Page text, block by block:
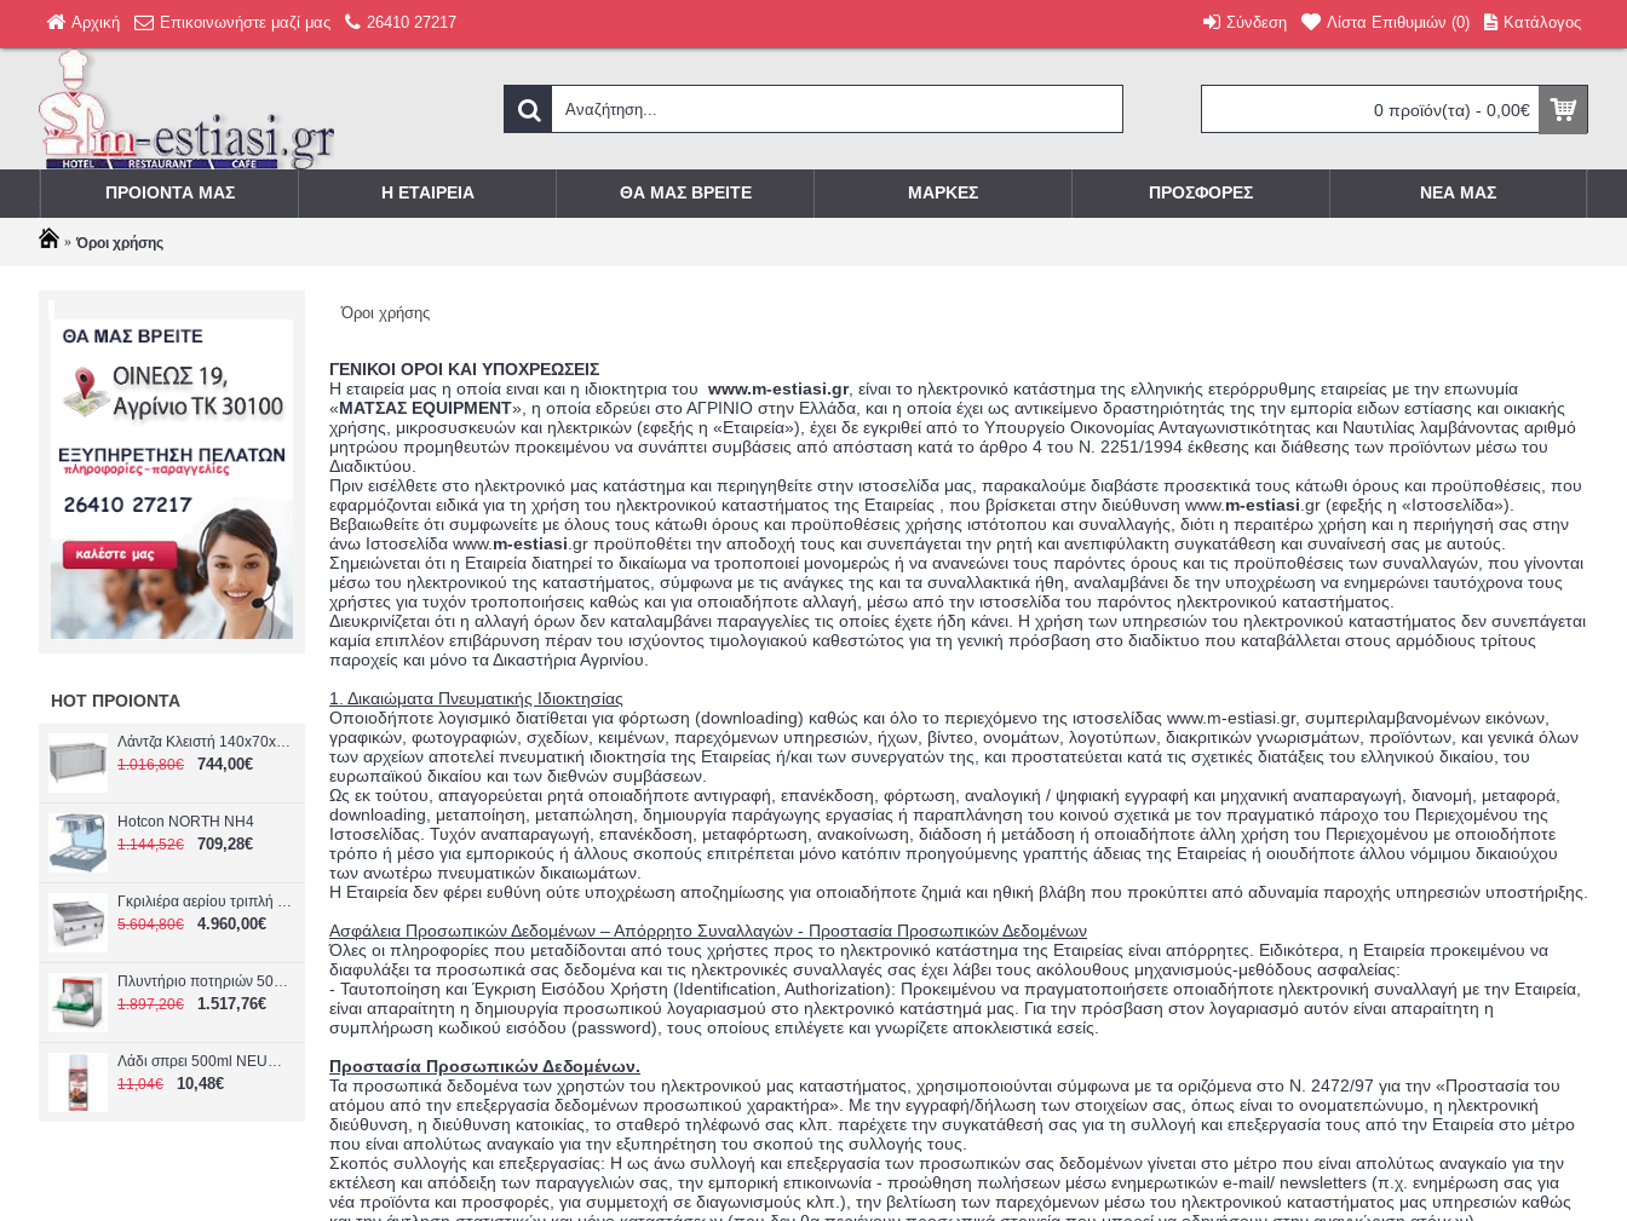
Αρχική Επικοινωνήστε μαζί μας 26410 27217 Σύνδεση Λίστα Επιθυμιών (0) Κατάλογος
0 προϊόν(τα) - 0,00€
ΠΡΟΙΟΝΤΑ ΜΑΣ Η ΕΤΑΙΡΕΙΑ ΘΑ ΜΑΣ ΒΡΕΙΤΕ ΜΑΡΚΕΣ ΠΡΟΣΦΟΡΈΣ ΝΕΑ ΜΑΣ
Όροι χρήσης
HOT ΠΡΟΙΟΝΤΑ
Λάντζα Κλειστή 140x70x85cm Με 2 Γούρνες 50x50x30 Η 40x40x25 BAMBASfrost LK2-140
1.016,80€
744,00€
Hotcon NORTH NH4
1.144,52€
709,28€
Γκριλιέρα αερίου τριπλή ARRIS GRILLVAPOR GV 1219
5.604,80€
4.960,00€
Πλυντήριο ποτηριών 50x50cm COMENDA RF45-1
1.897,20€
1.517,76€
Λάδι σπρει 500ml NEUMARKER 00-90101
11,04€
10,48€
Όροι χρήσης
ΓΕΝΙΚΟΙ ΟΡΟΙ ΚΑΙ ΥΠΟΧΡΕΩΣΕΙΣ
H εταιρεία μας η οποία ειναι και η ιδιοκτητρια του www.m-estiasi.gr, είναι το ηλεκτρονικό κατάστημα της ελληνικής ετερόρρυθμης εταιρείας με την επωνυμία
«ΜΑΤΣΑΣ EQUIPMENT», η οποία εδρεύει στο ΑΓΡΙΝΙΟ στην Ελλάδα, και η οποία έχει ως αντικείμενο δραστηριότητάς της την εμπορία ειδων εστίασης και οικιακής
χρήσης, μικροσυσκευών και ηλεκτρικών (εφεξής η «Εταιρεία»), έχει δε εγκριθεί από το Υπουργείο Οικονομίας Ανταγωνιστικότητας και Ναυτιλίας λαμβάνοντας αριθμό
μητρώου προμηθευτών προκειμένου να συνάπτει συμβάσεις από απόσταση κατά το άρθρο 4 του Ν. 2251/1994 έκθεσης και διάθεσης των προϊόντων μέσω του
Διαδικτύου.
Πριν εισέλθετε στο ηλεκτρονικό μας κατάστημα και περιηγηθείτε στην ιστοσελίδα μας, παρακαλούμε διαβάστε προσεκτικά τους κάτωθι όρους και προϋποθέσεις, που
εφαρμόζονται ειδικά για τη χρήση του ηλεκτρονικού καταστήματος της Εταιρείας , που βρίσκεται στην διεύθυνση www. m-estiasi .gr (εφεξής η «Ιστοσελίδα»).
Βεβαιωθείτε ότι συμφωνείτε με όλους τους κάτωθι όρους και προϋποθέσεις χρήσης ιστότοπου και συναλλαγής, διότι η περαιτέρω χρήση και η περιήγησή σας στην
άνω Ιστοσελίδα www. m-estiasi .gr προϋποθέτει την αποδοχή τους και συνεπάγεται την ρητή και ανεπιφύλακτη συγκατάθεση και συναίνεσή σας με αυτούς.
Σημειώνεται ότι η Εταιρεία διατηρεί το δικαίωμα να τροποποιεί μονομερώς ή να ανανεώνει τους παρόντες όρους και τις προϋποθέσεις των συναλλαγών, που γίνονται
μέσω του ηλεκτρονικού της καταστήματος, σύμφωνα με τις ανάγκες της και τα συναλλακτικά ήθη, αναλαμβάνει δε την υποχρέωση να ενημερώνει ταυτόχρονα τους
χρήστες για τυχόν τροποποιήσεις καθώς και για οποιαδήποτε αλλαγή, μέσω από την ιστοσελίδα του παρόντος ηλεκτρονικού καταστήματος.
Διευκρινίζεται ότι η αλλαγή όρων δεν καταλαμβάνει παραγγελίες τις οποίες έχετε ήδη κάνει. Η χρήση των υπηρεσιών του ηλεκτρονικού καταστήματος δεν συνεπάγεται
καμία επιπλέον επιβάρυνση πέραν του ισχύοντος τιμολογιακού καθεστώτος για τη γενική πρόσβαση στο διαδίκτυο που καταβάλλεται στους αρμόδιους τρίτους
παροχείς και μόνο τα Δικαστήρια Αγρινίου.
1. Δικαιώματα Πνευματικής Ιδιοκτησίας
Οποιοδήποτε λογισμικό διατίθεται για φόρτωση (downloading) καθώς και όλο το περιεχόμενο της ιστοσελίδας www.m-estiasi.gr, συμπεριλαμβανομένων εικόνων,
γραφικών, φωτογραφιών, σχεδίων, κειμένων, παρεχόμενων υπηρεσιών, ήχων, βίντεο, ονομάτων, λογοτύπων, διακριτικών γνωρισμάτων, προϊόντων, και γενικά όλων
των αρχείων αποτελεί πνευματική ιδιοκτησία της Εταιρείας ή/και των συνεργατών της, και προστατεύεται κατά τις σχετικές διατάξεις του ελληνικού δικαίου, του
ευρωπαϊκού δικαίου και των διεθνών συμβάσεων.
Ως εκ τούτου, απαγορεύεται ρητά οποιαδήποτε αντιγραφή, επανέκδοση, φόρτωση, αναλογική / ψηφιακή εγγραφή και μηχανική αναπαραγωγή, διανομή, μεταφορά,
downloading, μεταποίηση, μεταπώληση, δημιουργία παράγωγης εργασίας ή παραπλάνηση του κοινού σχετικά με τον πραγματικό πάροχο του Περιεχομένου της
Ιστοσελίδας. Τυχόν αναπαραγωγή, επανέκδοση, μεταφόρτωση, ανακοίνωση, διάδοση ή μετάδοση ή οποιαδήποτε άλλη χρήση του Περιεχομένου με οποιοδήποτε
τρόπο ή μέσο για εμπορικούς ή άλλους σκοπούς επιτρέπεται μόνο κατόπιν προηγούμενης γραπτής άδειας της Εταιρείας ή οιουδήποτε άλλου νόμιμου δικαιούχου
των ανωτέρω πνευματικών δικαιωμάτων.
Η Εταιρεία δεν φέρει ευθύνη ούτε υποχρέωση αποζημίωσης για οποιαδήποτε ζημιά και ηθική βλάβη που προκύπτει από αδυναμία παροχής υπηρεσιών υποστήριξης.
Ασφάλεια Προσωπικών Δεδομένων – Απόρρητο Συναλλαγών - Προστασία Προσωπικών Δεδομένων
Όλες οι πληροφορίες που μεταδίδονται από τους χρήστες προς το ηλεκτρονικό κατάστημα της Εταιρείας είναι απόρρητες. Ειδικότερα, η Εταιρεία προκειμένου να
διαφυλάξει τα προσωπικά σας δεδομένα και τις ηλεκτρονικές συναλλαγές σας έχει λάβει τους ακόλουθους μηχανισμούς-μεθόδους ασφαλείας:
- Ταυτοποίηση και Έγκριση Εισόδου Χρήστη (Identifιcation, Authorization): Προκειμένου να πραγματοποιήσετε οποιαδήποτε ηλεκτρονική συναλλαγή με την Εταιρεία,
είναι απαραίτητη η δημιουργία προσωπικού λογαριασμού στο ηλεκτρονικό κατάστημά μας. Για την πρόσβαση στον λογαριασμό αυτόν είναι απαραίτητη η
συμπλήρωση κωδικού εισόδου (password), τους οποίους επιλέγετε και γνωρίζετε αποκλειστικά εσείς.
Προστασία Προσωπικών Δεδομένων.
Τα προσωπικά δεδομένα των χρηστών του ηλεκτρονικού μας καταστήματος, χρησιμοποιούνται σύμφωνα με τα οριζόμενα στο Ν. 2472/97 για την «Προστασία του
ατόμου από την επεξεργασία δεδομένων προσωπικού χαρακτήρα». Με την εγγραφή/δήλωση των στοιχείων σας, όπως είναι το ονοματεπώνυμο, η ηλεκτρονική
διεύθυνση, η διεύθυνση κατοικίας, το σταθερό τηλέφωνό σας κλπ. παρέχετε την συγκατάθεσή σας για τη συλλογή και επεξεργασία τους από την Εταιρεία στο μέτρο
που είναι απολύτως αναγκαίο για την εξυπηρέτηση του σκοπού της συλλογής τους.
Σκοπός συλλογής και επεξεργασίας: Η ως άνω συλλογή και επεξεργασία των προσωπικών σας δεδομένων γίνεται στο μέτρο που είναι απολύτως αναγκαίο για την
εκτέλεση και απόδειξη των παραγγελιών σας, την εμπορική επικοινωνία - προώθηση πωλήσεων μέσω ενημερωτικών e-mail/ newsletters (π.χ. ενημέρωση σας για
νέα προϊόντα και προσφορές, για συμμετοχή σε διαγωνισμούς κλπ.), την βελτίωση των παρεχόμενων μέσω του ηλεκτρονικού καταστήματος μας υπηρεσιών καθώς